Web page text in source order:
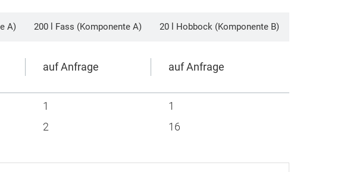
A) 200 l Fass (Komponente A) 20 l Hobbock (Komponente B)
auf Anfrage auf Anfrage
1
1
2 16